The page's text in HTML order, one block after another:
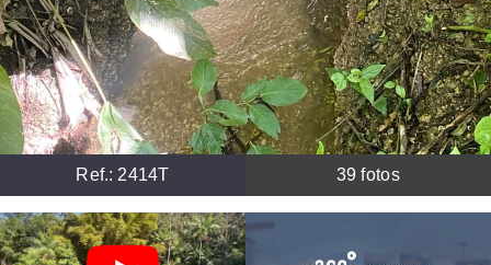
Ref.: 2414T 39 fotos